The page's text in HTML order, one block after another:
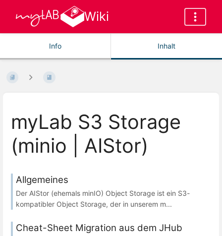
Wiki
Info Inhalt
myLab S3 Storage
(minio | AIStor)
Allgemeines
Der AIStor (ehemals minIO) Object Storage ist ein S3-
kompatibler Object Storage, der in unserem m...
Cheat-Sheet Migration aus dem JHub